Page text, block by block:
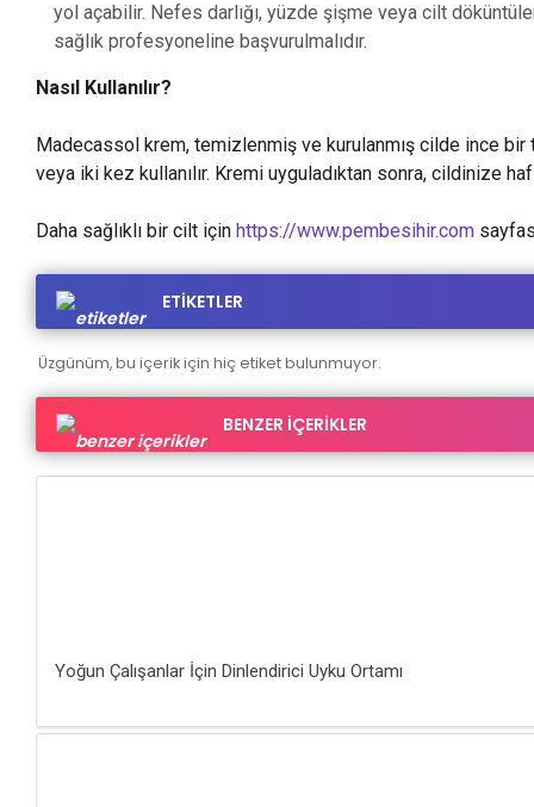
yol açabilir. Nefes darlığı, yüzde şişme veya cilt
sağlık profesyoneline başvurulmalıdır.
Nasıl Kullanılır?
Madecassol krem, temizlenmiş ve kurulanmış cilde ince bir
veya iki kez kullanılır. Kremi uyguladıktan sonra, cildinize
Daha sağlıklı bir cilt için https://www.pembesihir.com
ETİKETLER
Üzgünüm, bu içerik için hiç etiket bulunmuyor.
BENZER İÇERİKLER
Yoğun Çalışanlar İçin Dinlendirici Uyku Ortamı